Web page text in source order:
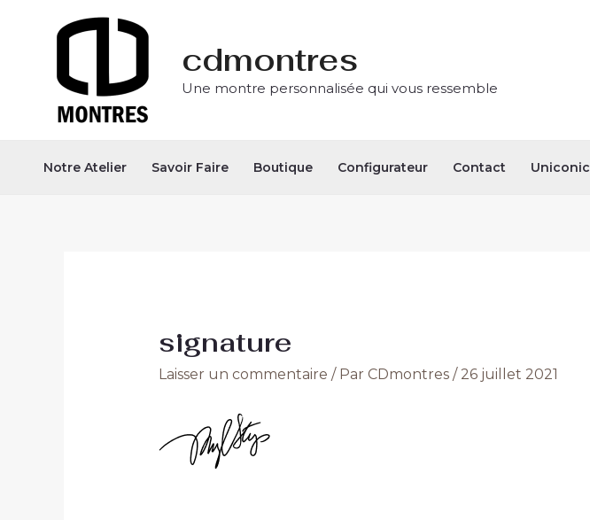
cdmontres
Une montre personnalisée qui vous ressemble
Notre Atelier Savoir Faire Boutique Configurateur Contact Uniconic
signature
Laisser un commentaire / Par CDmontres / 26 juillet 2021
des